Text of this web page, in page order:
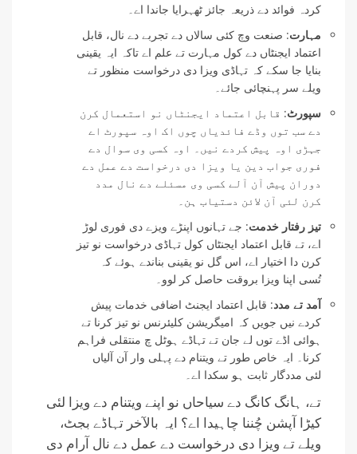
کردہ فوائد دے ذریعہ جائز ٹھہرایا جاندا اے۔
مہارت: صنعت وچ کئی سالاں دے تجربے دے نال، قابل
اعتماد ایجنٹاں دے کول مہارت تے علم اے تاکہ ایہ یقینی
بنایا جا سکے کہ تہاڈی ویزا دی درخواست منظور تے
ویلے سر پہنچائی جائے۔
سپورٹ: قابل اعتماد ایجنٹاں نو استعمال کرن
دے سب توں وڈے فائدیاں چوں اک اوہ سپورٹ اے
جہڑی اوہ پیش کردے نیں۔ اوہ کسی وی سوال دے
فوری جواب دین یا ویزا دی درخواست دے عمل دے
دوران پیش آن آلے کسی وی مسئلے دے نال مدد
کرن لئی آن لائن دستیاب ہن۔
تیز رفتار خدمت: جے تہانوں اپنڑے ویزے دی فوری لوڑ
اے، تے قابل اعتماد ایجنٹاں کول تہاڈی درخواست نو تیز
کرن دا اختیار اے، اس گل نو یقینی بناندے ہوئے کہ
تُسی اپنا ویزا بروقت حاصل کر لوو۔
آمد تے مدد: قابل اعتماد ایجنٹ اضافی خدمات پیش
کردے نیں جویں کہ امیگریشن کلیئرنس نو تیز کرنا تے
ہوائی اڈے توں لے جان تے تہاڈے ہوٹل چ منتقلی فراہم
کرنا۔ ایہ خاص طور تے ویتنام دے پہلی وار آن آلیاں
لئی مددگار ثابت ہو سکدا اے۔
تے، ہانگ کانگ دے سیاحاں نو اپنے ویتنام دے ویزا لئی
کیڑا آپشن چُننا چاہیدا اے؟ ایہ بالآخر تہاڈے بجٹ،
ویلے تے ویزا دی درخواست دے عمل دے نال آرام دی